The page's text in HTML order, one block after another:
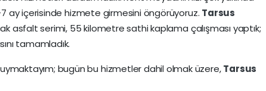
ay içerisinde hizmete girmesini öngörüyoruz. Tarsus
asfalt serimi, 55 kilometre sathi kaplama çalışması yaptık;
tamamladık.
bugün bu hizmetler dahil olmak üzere,Tarsus